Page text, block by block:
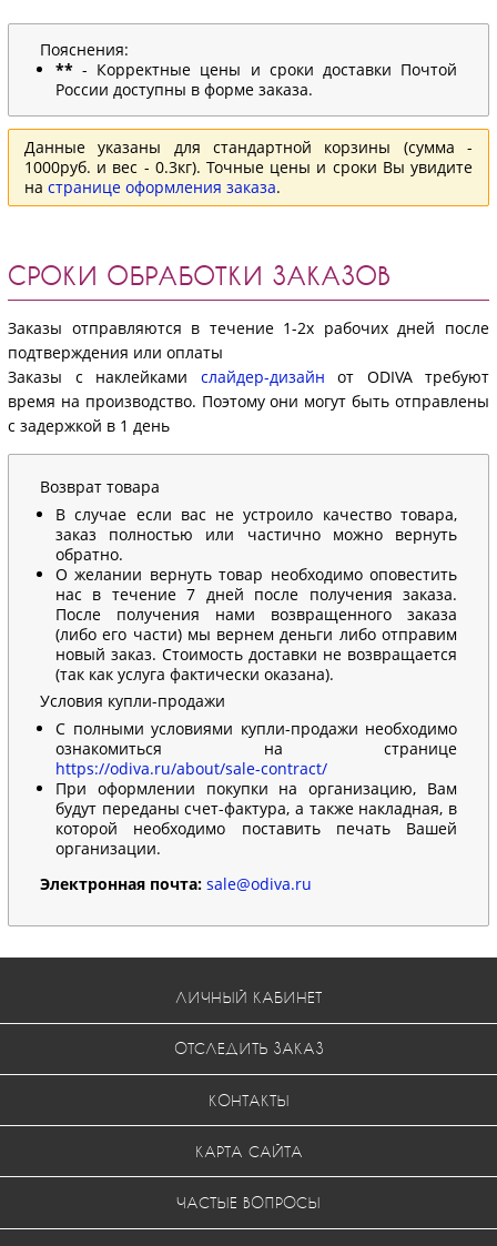
Пояснения:
** - Корректные цены и сроки доставки Почтой
России доступны в форме заказа.
Данные указаны для стандартной корзины (сумма -
1000руб. и вес - 0.3кг). Точные цены и сроки Вы увидите
на странице оформления заказа.
СРОКИ ОБРАБОТКИ ЗАКАЗОВ
Заказы отправляются в течение 1-2х рабочих дней после
подтверждения или оплаты
Заказы с наклейками слайдер-дизайн от ODIVA требуют
время на производство. Поэтому они могут быть отправлены
с задержкой в 1 день
Возврат товара
В случае если вас не устроило качество товара,
заказ полностью или частично можно вернуть
обратно.
О желании вернуть товар необходимо оповестить
нас в течение 7 дней после получения заказа.
После получения нами возвращенного заказа
(либо его части) мы вернем деньги либо отправим
новый заказ. Стоимость доставки не возвращается
(так как услуга фактически оказана).
Условия купли-продажи
С полными условиями купли-продажи необходимо
ознакомиться на странице
https://odiva.ru/about/sale-contract/
При оформлении покупки на организацию, Вам
будут переданы счет-фактура, а также накладная, в
которой необходимо поставить печать Вашей
организации.
Электронная почта: sale@odiva.ru
ЛИЧНЫЙ КАБИНЕТ
ОТСЛЕДИТЬ ЗАКАЗ
КОНТАКТЫ
КАРТА САЙТА
ЧАСТЫЕ ВОПРОСЫ